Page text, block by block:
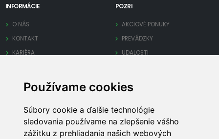
Používame cookies
Súbory cookie a ďalšie technológie
sledovania používame na zlepšenie vášho
zážitku z prehliadania našich webových
INFORMÁCIE
O NÁS
KONTAKT
KARIÉRA
POZRI
AKCIOVÉ PONUKY
PREVÁDZKY
UDALOSTI
PRE FIRMY
PRIDAJ FIRMU
SPRAVUJ FIRMU
OBCHODNÉ PODMIENKY
INÉ
MAPA STRÁNKY
REKLAMA
TECHNICKÁ PODPORA